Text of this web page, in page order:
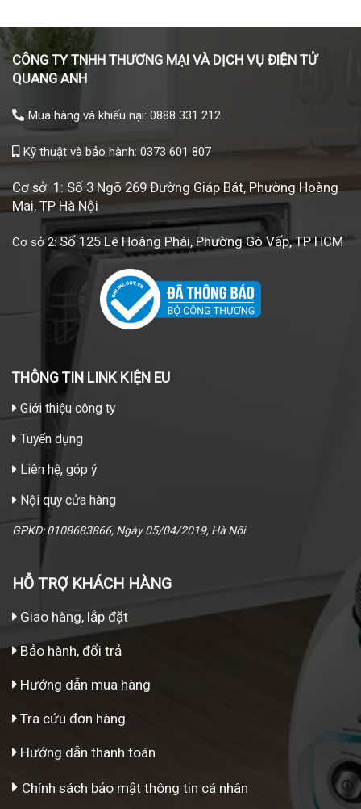
CÔNG TY TNHH THƯƠNG MẠI VÀ DỊCH VỤ ĐIỆN TỬ
QUANG ANH
Mua hàng và khiếu nại: 0888 331 212
Kỹ thuật và bảo hành: 0373 601 807
Cơ sở 1: Số 3 Ngõ 269 Đường Giáp Bát, Phường Hoàng
Mai, TP Hà Nội
Cơ sở 2: Số 125 Lê Hoàng Phái, Phường Gò Vấp, TP HCM
THÔNG TIN LINK KIỆN EU
Giới thiệu công ty
Tuyển dụng
Liên hệ, góp ý
Nội quy cửa hàng
GPKD: 0108683866, Ngày 05/04/2019, Hà Nội
HỖ TRỢ KHÁCH HÀNG
Giao hàng, lắp đặt
Bảo hành, đổi trả
Hướng dẫn mua hàng
Tra cứu đơn hàng
Hướng dẫn thanh toán
Chính sách bảo mật thông tin cá nhân